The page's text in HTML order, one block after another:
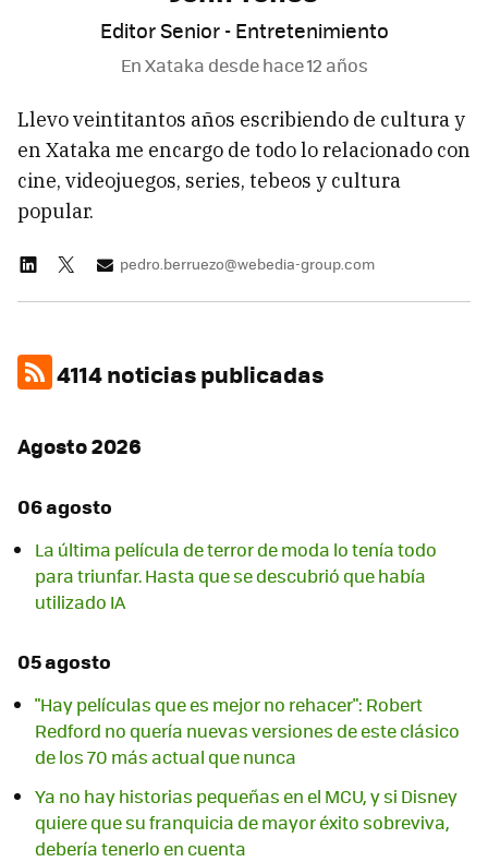
Editor Senior - Entretenimiento
En Xataka desdehace 12 años
Llevo veintitantos años escribiendo de cultura y
en Xataka me encargo de todo lo relacionado con
cine, videojuegos, series, tebeos y cultura
popular.
pedro.berruezo@webedia-group.com
4114 noticias publicadas
Agosto 2026
06 agosto
La última película de terror de moda lo tenía todo
para triunfar. Hasta que se descubrió que había
utilizado IA
05 agosto
"Hay películas que es mejor no rehacer": Robert
Redford no quería nuevas versiones de este clásico
de los 70 más actual que nunca
Ya no hay historias pequeñas en el MCU, y si Disney
quiere que su franquicia de mayor éxito sobreviva,
debería tenerlo en cuenta